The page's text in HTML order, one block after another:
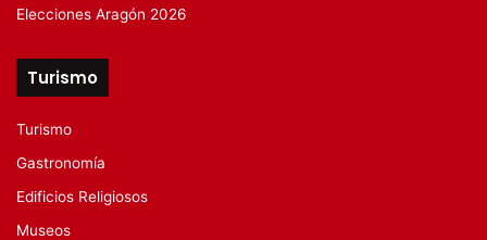
Elecciones Aragón 2026
Turismo
Turismo
Gastronomía
Edificios Religiosos
Museos